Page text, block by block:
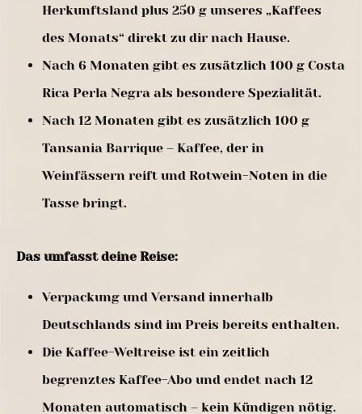
Herkunftsland plus 250 g unseres „Kaffees
des Monats“ direkt zu dir nach Hause.
Nach 6 Monaten gibt es zusätzlich 100 g Costa
Rica Perla Negra als besondere Spezialität.
Nach 12 Monaten gibt es zusätzlich 100 g
Tansania Barrique – Kaffee, der in
Weinfässern reift und Rotwein-Noten in die
Tasse bringt.
Das umfasst deine Reise:
Verpackung und Versand innerhalb
Deutschlands sind im Preis bereits enthalten.
Die Kaffee-Weltreise ist ein zeitlich
begrenztes Kaffee-Abo und endet nach 12
Monaten automatisch – kein Kündigen nötig.